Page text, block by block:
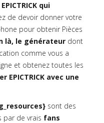
qui
de devoir donner votre
pour obtenir Pièces
là, le générateur dont
comme vous a
et obtenez toutes les
avec une
sont des
par de vrais fans